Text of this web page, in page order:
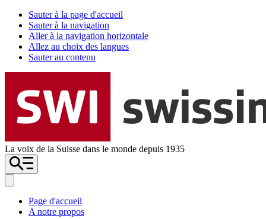
Sauter à la page d'accueil
Sauter à la navigation
Aller à la navigation horizontale
Allez au choix des langues
Sauter au contenu
La voix de la Suisse dans le monde depuis 1935
Page d'accueil
A notre propos